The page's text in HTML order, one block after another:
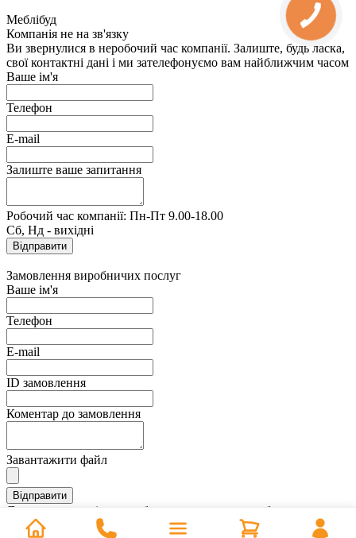
Меблібуд
Компанія не на зв'язку
Ви звернулися в неробочий час компанії. Залиште, будь ласка,
свої контактні дані і ми зателефонуємо вам найближчим часом
Ваше ім'я
Телефон
E-mail
Залиште ваше запитання
Робочий час компанії: Пн-Пт 9.00-18.00
Сб, Нд - вихідні
Замовлення виробничих послуг
Ваше ім'я
Телефон
E-mail
ID замовлення
Коментар до замовлення
Завантажити файл
Дякуємо, ви успішно зробили замовлення виробничих послуг.
Найближчим часом з вами зв'яжеться менеджер для